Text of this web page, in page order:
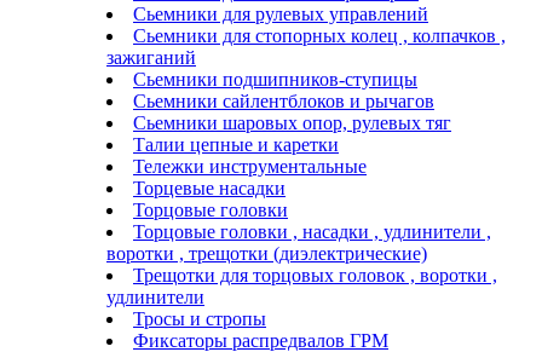
Сьемники для рулевых управлений
Сьемники для стопорных колец , колпачков ,
зажиганий
Сьемники подшипников-ступицы
Сьемники сайлентблоков и рычагов
Сьемники шаровых опор, рулевых тяг
Талии цепные и каретки
Тележки инструментальные
Торцевые насадки
Торцовые головки
Торцовые головки , насадки , удлинители ,
воротки , трещотки (диэлектрические)
Трещотки для торцовых головок , воротки ,
удлинители
Тросы и стропы
Фиксаторы распредвалов ГРМ